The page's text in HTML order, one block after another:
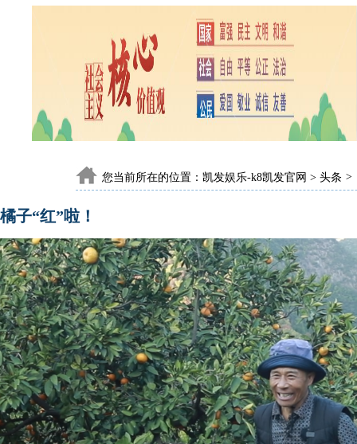
凯发官网
您当前所在的位置： 凯发娱乐-k8凯发官网 > 头条 >
橘子“红”啦！